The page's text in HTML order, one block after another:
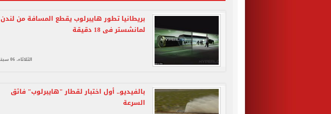
بريطانيا تطور هايبرلوب يقطع المسافة من لندن
لمانشستر فى 18 دقيقة
الثلاثاء، 06 سبتمبر 2016 09:39 م
بالفيديو.. أول اختبار لقطار "هايبرلوب" فائق
السرعة